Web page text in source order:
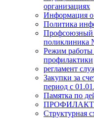
организациях
Информация о
Политика
Профсоюзный
поликлиника
Режим работы
профилактики
регламент
Закупки за
период с
Памятка по
Структурная